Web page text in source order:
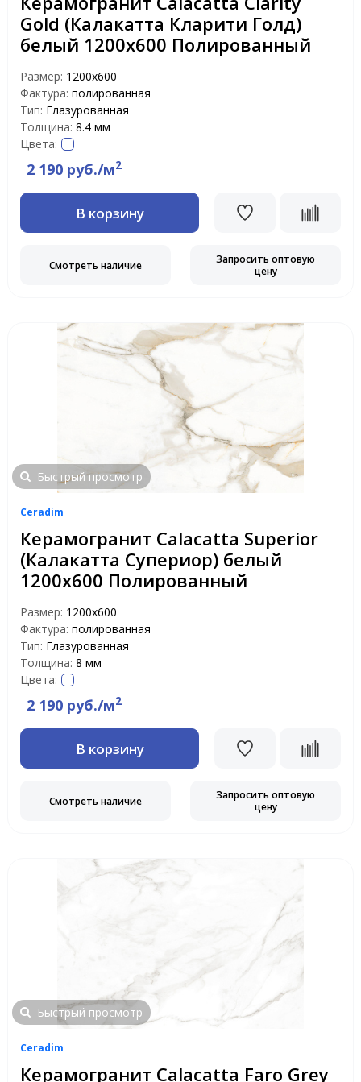
Gold (Калакатта Кларити Голд)
белый 1200х600 Полированный
Размер: 1200x600
Фактура: полированная
Тип: Глазурованная
Толщина: 8.4 мм
Цвета:
2 190 руб./м2
В корзину
Смотреть наличие
Запросить оптовую
цену
Быстрый просмотр
Ceradim
Керамогранит Calacatta Superior
(Калакатта Супериор) белый
1200х600 Полированный
Размер: 1200x600
Фактура: полированная
Тип: Глазурованная
Толщина: 8 мм
Цвета:
2 190 руб./м2
В корзину
Смотреть наличие
Запросить оптовую
цену
Быстрый просмотр
Ceradim
Керамогранит Calacatta Faro Grey